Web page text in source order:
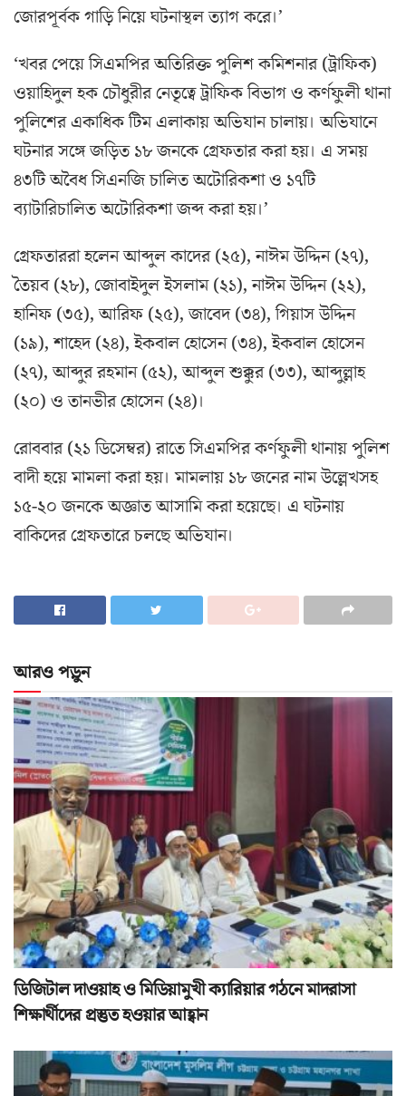
জোরপূর্বক গাড়ি নিয়ে ঘটনাস্থল ত্যাগ করে।’
‘খবর পেয়ে সিএমপির অতিরিক্ত পুলিশ কমিশনার (ট্রাফিক)
ওয়াহিদুল হক চৌধুরীর নেতৃত্বে ট্রাফিক বিভাগ ও কর্ণফুলী থানা
পুলিশের একাধিক টিম এলাকায় অভিযান চালায়। অভিযানে
ঘটনার সঙ্গে জড়িত ১৮ জনকে গ্রেফতার করা হয়। এ সময়
৪৩টি অবৈধ সিএনজি চালিত অটোরিকশা ও ১৭টি
ব্যাটারিচালিত অটোরিকশা জব্দ করা হয়।’
গ্রেফতাররা হলেন আব্দুল কাদের (২৫), নাঈম উদ্দিন (২৭),
তৈয়ব (২৮), জোবাইদুল ইসলাম (২১), নাঈম উদ্দিন (২২),
হানিফ (৩৫), আরিফ (২৫), জাবেদ (৩৪), গিয়াস উদ্দিন
(১৯), শাহেদ (২৪), ইকবাল হোসেন (৩৪), ইকবাল হোসেন
(২৭), আব্দুর রহমান (৫২), আব্দুল শুক্কুর (৩৩), আব্দুল্লাহ
(২০) ও তানভীর হোসেন (২৪)।
রোববার (২১ ডিসেম্বর) রাতে সিএমপির কর্ণফুলী থানায় পুলিশ
বাদী হয়ে মামলা করা হয়। মামলায় ১৮ জনের নাম উল্লেখসহ
১৫-২০ জনকে অজ্ঞাত আসামি করা হয়েছে। এ ঘটনায়
বাকিদের গ্রেফতারে চলছে অভিযান।
আরও পড়ুন
ডিজিটাল দাওয়াহ ও মিডিয়ামুখী ক্যারিয়ার গঠনে মাদরাসা
শিক্ষার্থীদের প্রস্তুত হওয়ার আহ্বান